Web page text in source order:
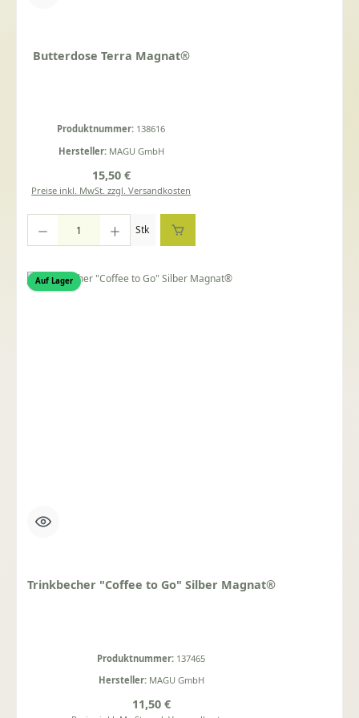
Butterdose Terra Magnat®
Produktnummer: 138616
Hersteller: MAGU GmbH
Regulärer Preis:
15,50 €
Preise inkl. MwSt. zzgl. Versandkosten
Stk
Auf Lager
Trinkbecher "Coffee to Go" Silber Magnat®
Produktnummer: 137465
Hersteller: MAGU GmbH
Regulärer Preis:
11,50 €